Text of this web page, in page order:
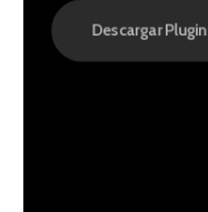
Descargar Plugin